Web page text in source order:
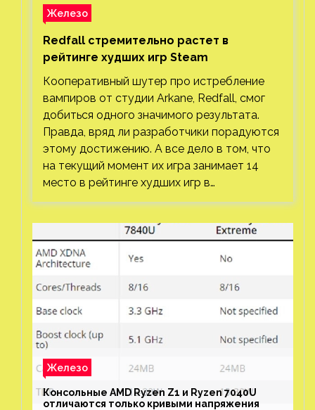
Железо
Redfall стремительно растет в
рейтинге худших игр Steam
Кооперативный шутер про истребление
вампиров от студии Arkane, Redfall, смог
добиться одного значимого результата.
Правда, вряд ли разработчики порадуются
этому достижению. А все дело в том, что
на текущий момент их игра занимает 14
место в рейтинге худших игр в…
Железо
Консольные AMD Ryzen Z1 и Ryzen 7040U
отличаются только кривыми напряжения